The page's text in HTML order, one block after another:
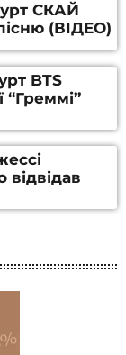
СКАЙ
(ВІДЕО)
BTS
“Греммі”